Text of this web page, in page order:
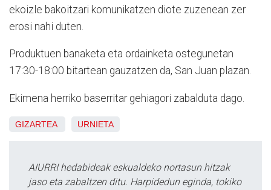
ekoizle bakoitzari komunikatzen diote zuzenean zer
erosi nahi duten.
Produktuen banaketa eta ordainketa ostegunetan
17:30-18:00 bitartean gauzatzen da, San Juan plazan.
Ekimena herriko baserritar gehiagori zabalduta dago.
GIZARTEA URNIETA
AIURRI hedabideak eskualdeko nortasun hitzak
jaso eta zabaltzen ditu. Harpidedun eginda, tokiko